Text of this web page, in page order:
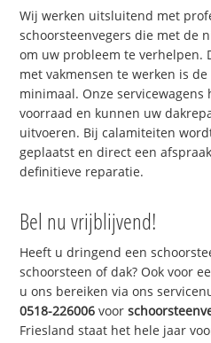
Wij werken uitsluitend met
schoorsteenvegers die met de
om uw probleem te verhelpen.
met vakmensen te werken is
minimaal. Onze
voorraad en kunnen uw
uitvoeren. Bij calamiteiten
geplaatst en direct een
definitieve reparatie.
Bel nu vrijblijvend!
Heeft u dringend een
schoorsteen of dak? Ook voor
u ons bereiken via ons
0518-226006 voor
Friesland staat het hele jaar